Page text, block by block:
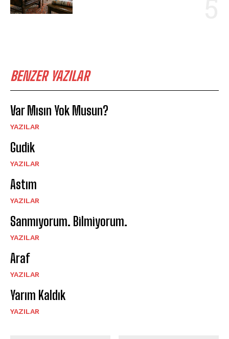
BENZER YAZILAR
Var Mısın Yok Musun?
YAZILAR
Gudik
YAZILAR
Astım
YAZILAR
Sanmıyorum. Bilmiyorum.
YAZILAR
Araf
YAZILAR
Yarım Kaldık
YAZILAR